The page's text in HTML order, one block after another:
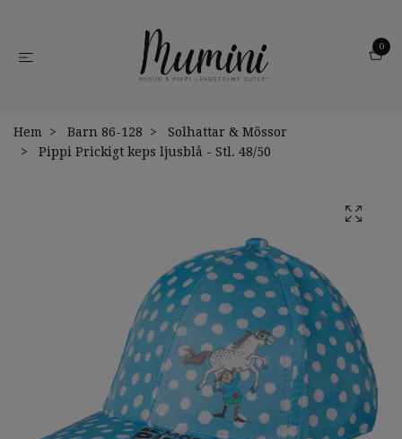
0
Hem Barn 86-128
Solhattar & Mössor
Pippi Prickigt keps ljusblå - Stl. 48/50